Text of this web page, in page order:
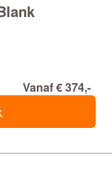
Vanaf € 374,-